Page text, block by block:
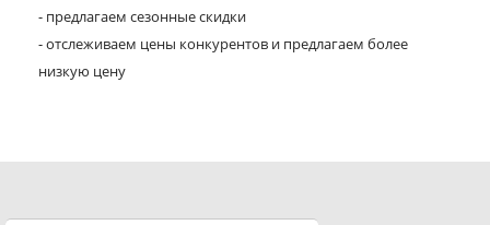
- предлагаем сезонные скидки
- отслеживаем цены конкурентов и предлагаем более
низкую цену